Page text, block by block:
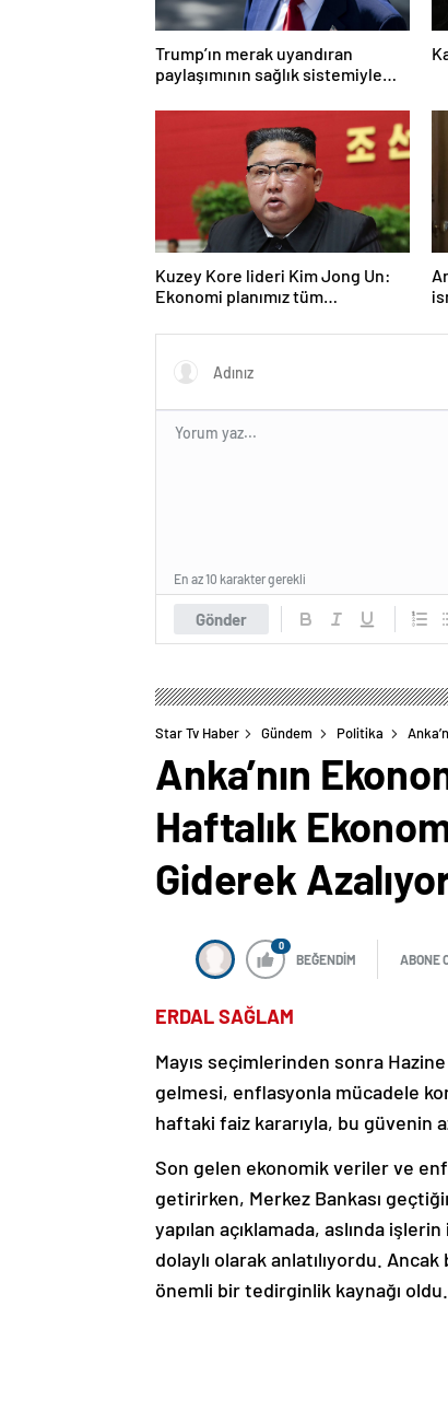
Trump’ın merak uyandıran
paylaşımının sağlık sistemiyle
Kuzey Kore lideri Kim Jong Un:
Ekonomi planımız tüm
Gönder
En az 10 karakter gerekli
Star Tv Haber Gündem Politika
Anka’nın
Haftalık
Giderek
0
BEĞENDİM ABONE
ERDAL SAĞLAM
Mayıs seçimlerinden sonra
gelmesi, enflasyonla mücadele
haftaki faiz kararıyla, bu güvenin
Son gelen ekonomik veriler ve
getirirken, Merkez Bankası
yapılan açıklamada, aslında
dolaylı olarak anlatılıyordu.
önemli bir tedirginlik kaynağı oldu.